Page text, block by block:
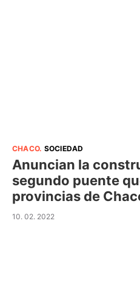
CHACO. SOCIEDAD
Anuncian la
segundo puente
provincias de
10. 02. 2022